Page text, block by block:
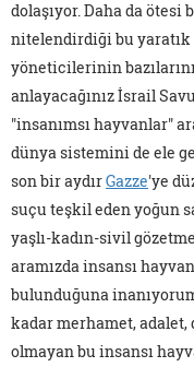
dolaşıyor. Daha da ötesi
nitelendirdiği bu
yöneticilerinin
anlayacağınız İsrail
"insanımsı hayvanlar"
dünya sistemini de ele
son bir aydırGazze'ye
suçu teşkil eden yoğun
yaşlı-kadın-sivil
aramızda insansı
bulunduğuna
kadar merhamet,
olmayan bu insansı